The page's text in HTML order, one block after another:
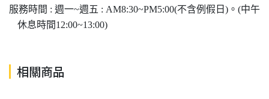
服務時間 : 週一~週五 : AM8:30~PM5:00(不含例假日)。(中午
休息時間12:00~13:00)
相關商品